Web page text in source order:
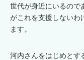
世代が身近にいるので
がこれを支援しないわ
ます。
河内さんをはじめとす